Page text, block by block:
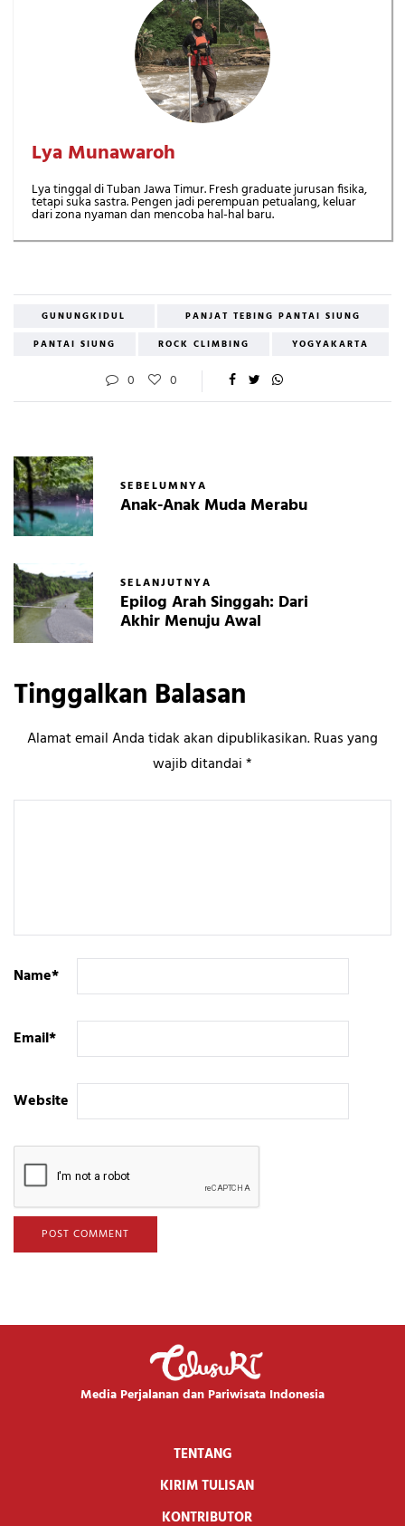
Lya Munawaroh
Lya tinggal di Tuban Jawa Timur. Fresh graduate jurusan fisika,
tetapi suka sastra. Pengen jadi perempuan petualang, keluar
dari zona nyaman dan mencoba hal-hal baru.
GUNUNGKIDUL
PANJAT TEBING PANTAI SIUNG
PANTAI SIUNG
ROCK CLIMBING YOGYAKARTA
0 0
SEBELUMNYA
Anak-Anak Muda Merabu
SELANJUTNYA
Epilog Arah Singgah: Dari
Akhir Menuju Awal
Tinggalkan Balasan
Alamat email Anda tidak akan dipublikasikan.Ruas yang
wajib ditandai*
Name*
Email*
Website
Media Perjalanan dan Pariwisata Indonesia
TENTANG
KIRIM TULISAN
KONTRIBUTOR